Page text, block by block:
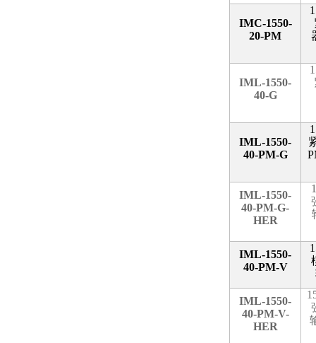
IMC-1550-
20-PM
IML-1550-
40-G
IML-1550-
40-PM-G
IML-1550-
40-PM-G-
HER
IML-1550-
40-PM-V
IML-1550-
40-PM-V-
HER